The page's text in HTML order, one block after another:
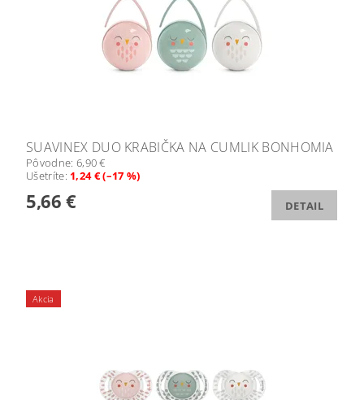
SUAVINEX DUO KRABIČKA NA CUMLIK BONHOMIA
Pôvodne: 6,90 €
Ušetríte: 1,24 € (–17 %)
5,66 € DETAIL
Akcia